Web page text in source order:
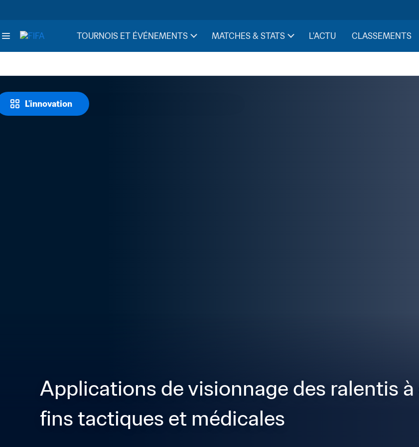
TOURNOIS ET ÉVÉNEMENTS MATCHES & STATS L'ACTU CLASSEMENTS
L'innovation
Applications de visionnage des ralentis à
fins tactiques et médicales